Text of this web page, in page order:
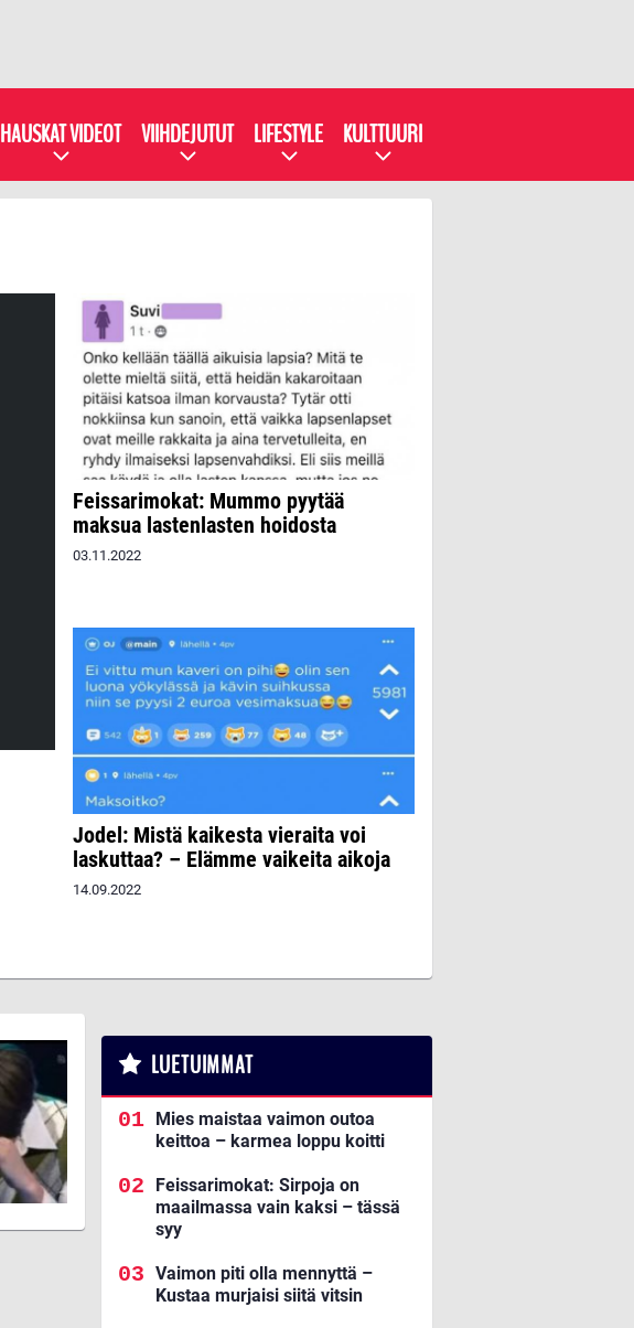
HAUSKAT VIDEOT VIIHDEJUTUT LIFESTYLE KULTTUURI
Feissarimokat: Mummo pyytää
maksua lastenlasten hoidosta
03.11.2022
Jodel: Mistä kaikesta vieraita voi
laskuttaa? – Elämme vaikeita aikoja
14.09.2022
LUETUIMMAT
Mies maistaa vaimon outoa
keittoa – karmea loppu koitti
Feissarimokat: Sirpoja on
maailmassa vain kaksi – tässä
syy
Vaimon piti olla mennyttä –
Kustaa murjaisi siitä vitsin